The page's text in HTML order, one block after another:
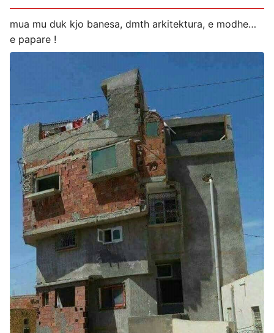
mua mu duk kjo banesa, dmth arkitektura, e modhe…
e papare !